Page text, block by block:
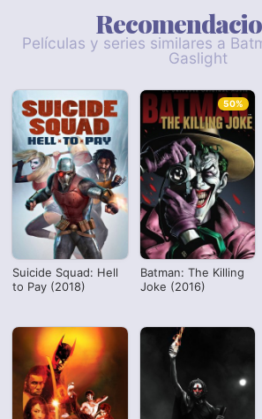
Películas y series similares a
Gaslight
Suicide Squad: Hell
to Pay (2018)
Batman: The Killing
Joke (2016)
50%